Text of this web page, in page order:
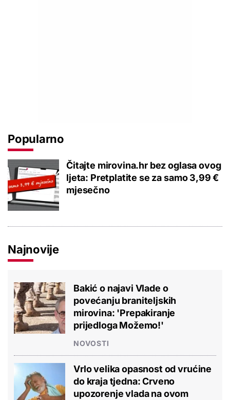
Popularno
Čitajte mirovina.hr bez oglasa ovog
ljeta: Pretplatite se za samo 3,99 €
mjesečno
Najnovije
Bakić o najavi Vlade o
povećanju braniteljskih
mirovina: 'Prepakiranje
prijedloga Možemo!'
NOVOSTI
Vrlo velika opasnost od vrućine
do kraja tjedna: Crveno
upozorenje vlada na ovom